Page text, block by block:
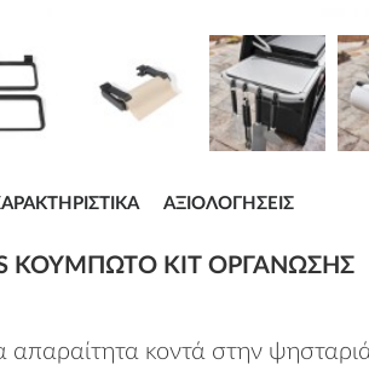
ΑΞΙΟΛΟΓΉΣΕΙΣ
ΚΟΥΜΠΩΤΌ ΚΙΤ ΟΡΓΆΝΩΣΗΣ
απαραίτητα κοντά στην